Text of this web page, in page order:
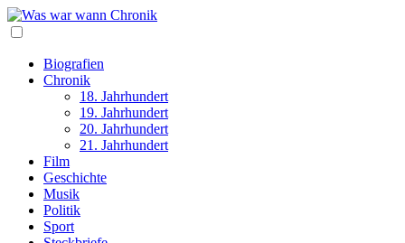
Biografien
Chronik
18. Jahrhundert
19. Jahrhundert
20. Jahrhundert
21. Jahrhundert
Film
Geschichte
Musik
Politik
Sport